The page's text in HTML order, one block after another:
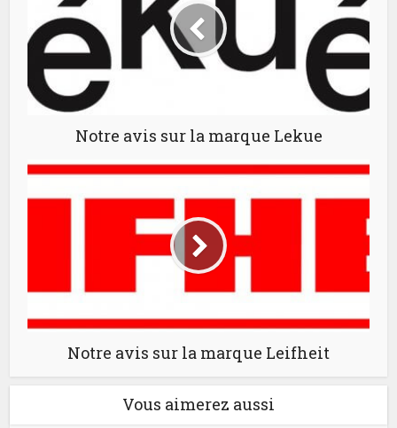
Notre avis sur la marque Lekue
Notre avis sur la marque Leifheit
Vous aimerez aussi